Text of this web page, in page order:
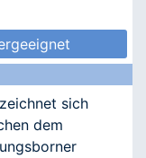
sich
dem